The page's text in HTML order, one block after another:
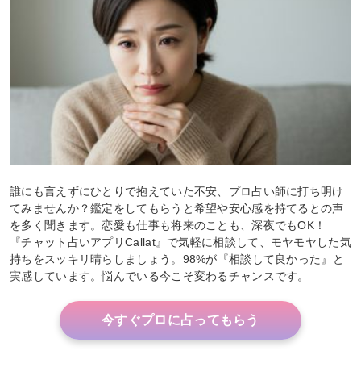
誰にも言えずにひとりで抱えていた不安、プロ占い師に打ち明け
てみませんか？鑑定をしてもらうと希望や安心感を持てるとの声
を多く聞きます。恋愛も仕事も将来のことも、深夜でもOK！
『チャット占いアプリCallat』で気軽に相談して、モヤモヤした気
持ちをスッキリ晴らしましょう。98%が『相談して良かった』と
実感しています。悩んでいる今こそ変わるチャンスです。
今すぐプロに占ってもらう